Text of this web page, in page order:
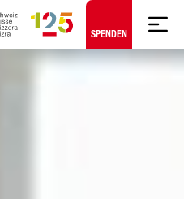
Zum Hauptinhalt springen
SPENDEN